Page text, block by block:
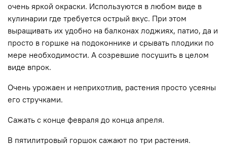
очень яркой окраски. Используются в любом виде в
кулинарии где требуется острый вкус. При этом
выращивать их удобно на балконах лоджиях, патио, да и
просто в горшке на подоконнике и срывать плодики по
мере необходимости. А созревшие посушить в целом
виде впрок.
Очень урожаен и неприхотлив, растения просто усеяны
его стручками.
Сажать с конце февраля до конца апреля.
В пятилитровый горшок сажают по три растения.